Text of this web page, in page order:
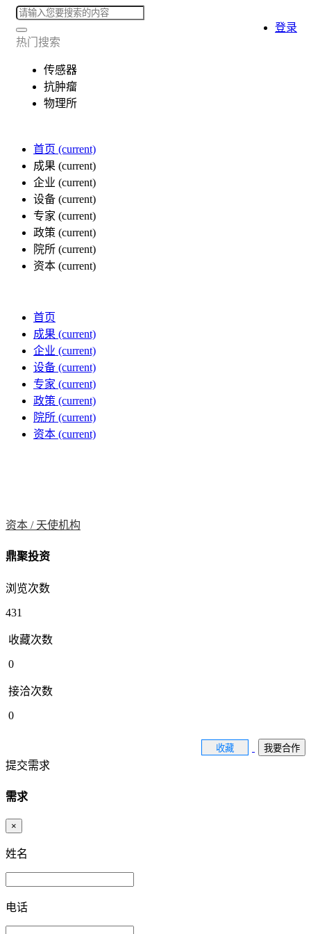
热门搜索
传感器
抗肿瘤
物理所
首页 (current)
成果 (current)
企业 (current)
设备 (current)
专家 (current)
政策 (current)
院所 (current)
资本 (current)
登录
首页
成果 (current)
企业 (current)
设备 (current)
专家 (current)
政策 (current)
院所 (current)
资本 (current)
资本 / 天使机构
鼎聚投资
浏览次数
431
收藏次数
0
接洽次数
0
收藏 我要合作
提交需求
需求
×
姓名
电话